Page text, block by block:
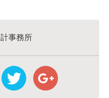
事務所